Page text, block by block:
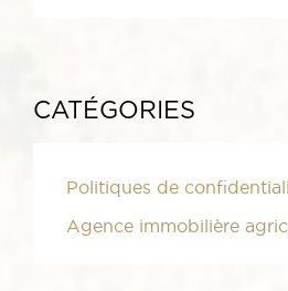
CATÉGORIES
Politiques de
Agence immobilière